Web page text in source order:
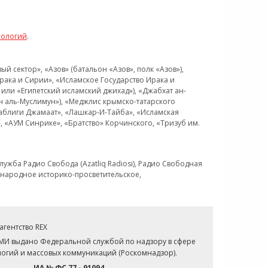
.
«Азов» (батальон «Азов», полк «Азов»),
и Сирии», «Исламское Государство Ирака и
«Египетский исламский джихад»), «Джабхат ан-
Муслимун»), «Меджлис крымско-татарского
Джамаат», «Лашкар-И-Тайба», «Исламская
Синрике», «Братство» Корчинского, «Тризуб им.
Радио Свобода (Azatliq Radiosi), Радио Свободная
историко-просветительское,
REX
выдано Федеральной службой по надзору в сфере
и массовых коммуникаций (Роскомнадзор).